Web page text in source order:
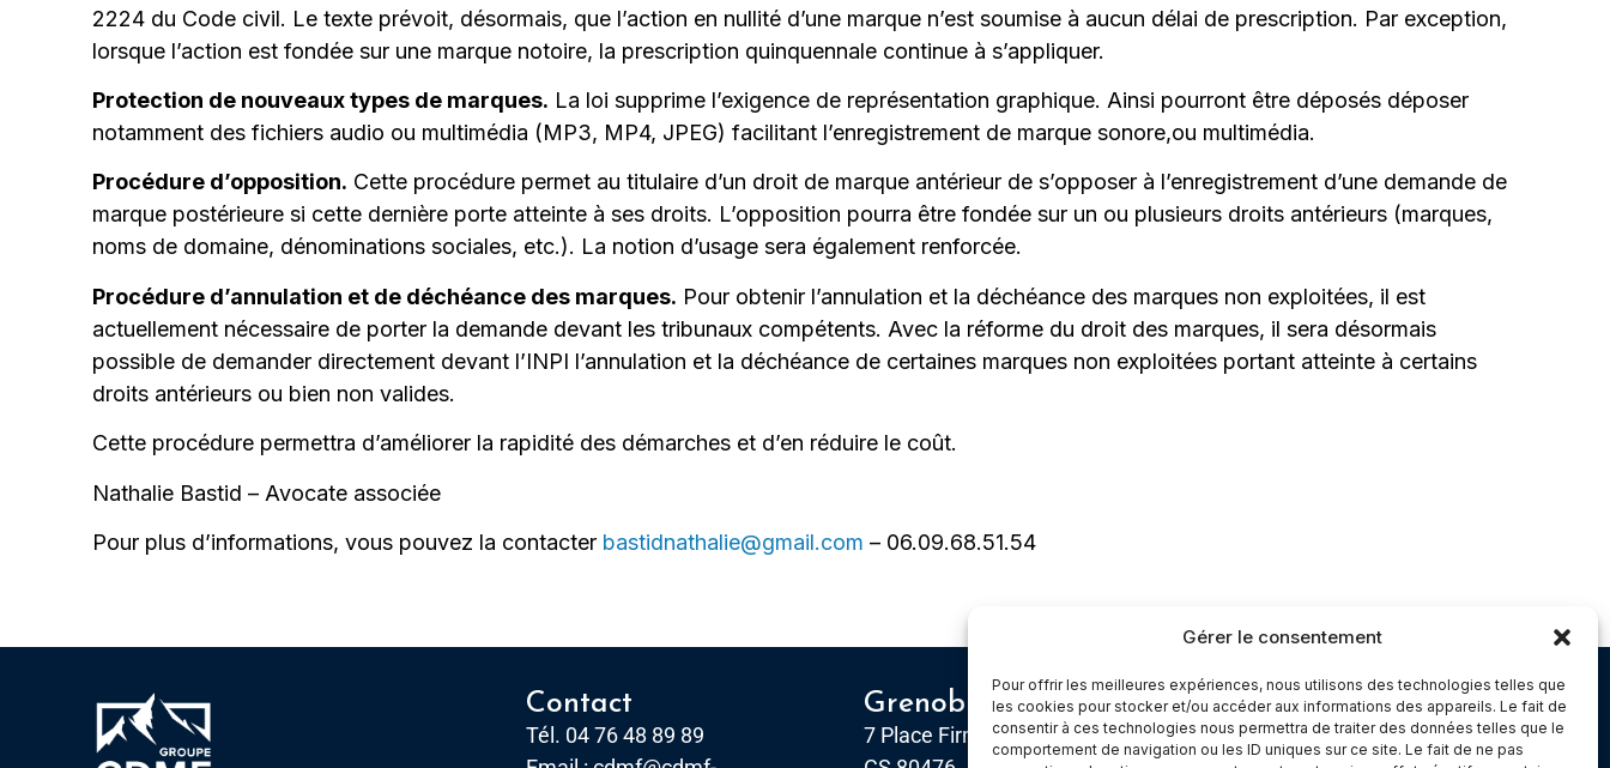
Gérer le consentement
Pour offrir les meilleures expériences, nous utilisons des technologies telles que
les cookies pour stocker et/ou accéder aux informations des appareils. Le fait de
consentir à ces technologies nous permettra de traiter des données telles que le
comportement de navigation ou les ID uniques sur ce site. Le fait de ne pas
2224 du Code civil. Le texte prévoit, désormais, que l’action en nullité d’une marque n’est soumise à aucun délai de prescription. Par exception,
lorsque l’action est fondée sur une marque notoire, la prescription quinquennale continue à s’appliquer.
Protection de nouveaux types de marques. La loi supprime l’exigence de représentation graphique. Ainsi pourront être déposés déposer
notamment des fichiers audio ou multimédia (MP3, MP4, JPEG) facilitant l’enregistrement de marque sonore,ou multimédia.
Procédure d’opposition. Cette procédure permet au titulaire d’un droit de marque antérieur de s’opposer à l’enregistrement d’une demande de
marque postérieure si cette dernière porte atteinte à ses droits. L’opposition pourra être fondée sur un ou plusieurs droits antérieurs (marques,
noms de domaine, dénominations sociales, etc.). La notion d’usage sera également renforcée.
Procédure d’annulation et de déchéance des marques. Pour obtenir l’annulation et la déchéance des marques non exploitées, il est
actuellement nécessaire de porter la demande devant les tribunaux compétents. Avec la réforme du droit des marques, il sera désormais
possible de demander directement devant l’INPI l’annulation et la déchéance de certaines marques non exploitées portant atteinte à certains
droits antérieurs ou bien non valides.
Cette procédure permettra d’améliorer la rapidité des démarches et d’en réduire le coût.
Nathalie Bastid – Avocate associée
Pour plus d’informations, vous pouvez la contacter bastidnathalie@gmail.com – 06.09.68.51.54
Contact
Tél. 04 76 48 89 89
Grenoble
7 Place Firmin Gautier
Chambery
Immeuble le Paris